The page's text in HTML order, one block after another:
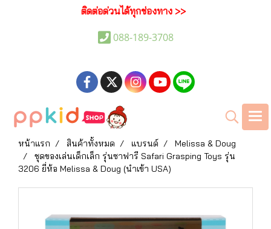
ติดต่อด่วนได้ทุกช่องทาง >>
088-189-3708
หน้าแรก สินค้าทั้งหมด แบรนด์
Melissa & Doug
ชุดของเล่นเด็กเล็ก รุ่นซาฟารี Safari Grasping Toys รุ่น
3206 ยี่ห้อ Melissa & Doug (นำเข้า USA)